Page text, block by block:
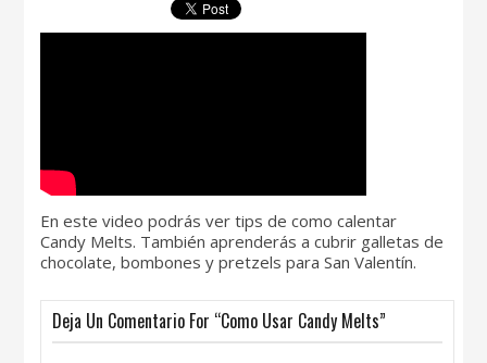
En este video podrás ver tips de como calentar
Candy Melts. También aprenderás a cubrir galletas de
chocolate, bombones y pretzels para San Valentín.
Deja Un Comentario For “Como Usar Candy Melts”